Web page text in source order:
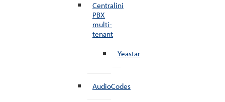
Centralini
PBX
multi-
tenant
Yeastar
AudioCodes